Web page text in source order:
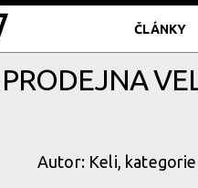
ČLÁNKY
Autor: Keli,